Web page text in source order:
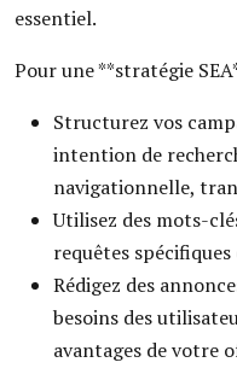
essentiel.
Pour une **stratégie
Structurez vos
intention de
navigationnelle,
Utilisez des mots-
requêtes
Rédigez des
besoins des
avantages de votre